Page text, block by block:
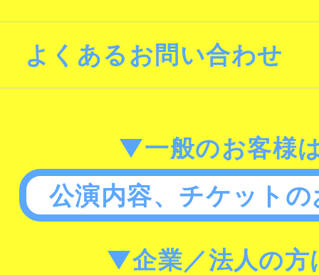
よくあるお問い合わせ
▼一般のお客様
公演内容、チケット
▼企業／法人の方